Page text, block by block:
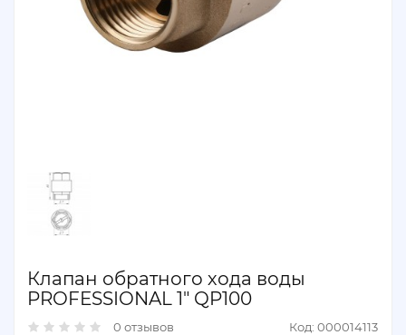
Клапан обратного хода воды
PROFESSIONAL 1" QP100
0 отзывов
Код: 000014113